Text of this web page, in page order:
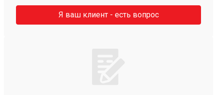
Я ваш клиент - есть вопрос